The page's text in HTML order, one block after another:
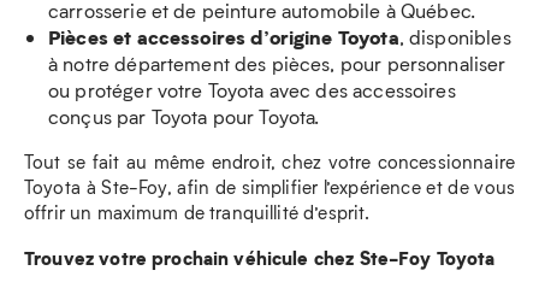
carrosserie et de peinture automobile à Québec.
Pièces et accessoires d’origine Toyota, disponibles
à notre département des pièces, pour personnaliser
ou protéger votre Toyota avec des accessoires
conçus par Toyota pour Toyota.
Tout se fait au même endroit, chez votre concessionnaire
Toyota à Ste-Foy, afin de simplifier l’expérience et de vous
offrir un maximum de tranquillité d’esprit.
Trouvez votre prochain véhicule chez Ste-Foy Toyota